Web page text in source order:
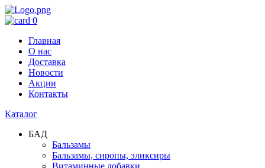
0
Главная
О нас
Доставка
Новости
Акции
Контакты
Каталог
БАД
Бальзамы
Бальзамы, сиропы, эликсиры
Витаминные добавки